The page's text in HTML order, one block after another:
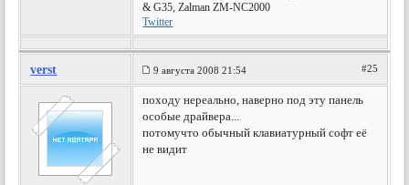
& G35, Zalman ZM-NC2000
Twitter
verst 9 августа 2008 21:54 #25
походу нереально, наверно под эту панель
особые драйвера...
потомучто обычный клавиатурный софт её
не видит